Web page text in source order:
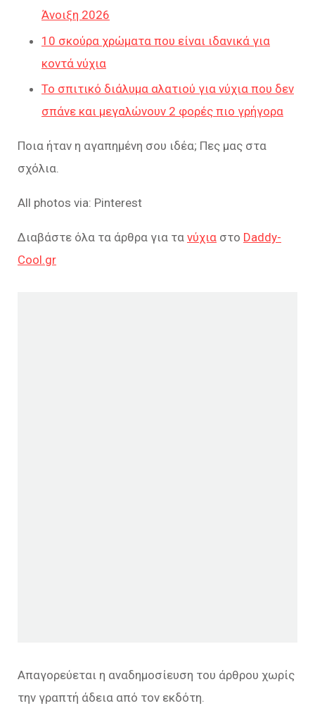
Άνοιξη 2026
10 σκούρα χρώματα που είναι ιδανικά για
κοντά νύχια
Το σπιτικό διάλυμα αλατιού για νύχια που δεν
σπάνε και μεγαλώνουν 2 φορές πιο γρήγορα
Ποια ήταν η αγαπημένη σου ιδέα; Πες μας στα
σχόλια.
All photos via: Pinterest
Διαβάστε όλα τα άρθρα για τα νύχια στο Daddy-
Cool.gr
Απαγορεύεται η αναδημοσίευση του άρθρου χωρίς
την γραπτή άδεια από τον εκδότη.